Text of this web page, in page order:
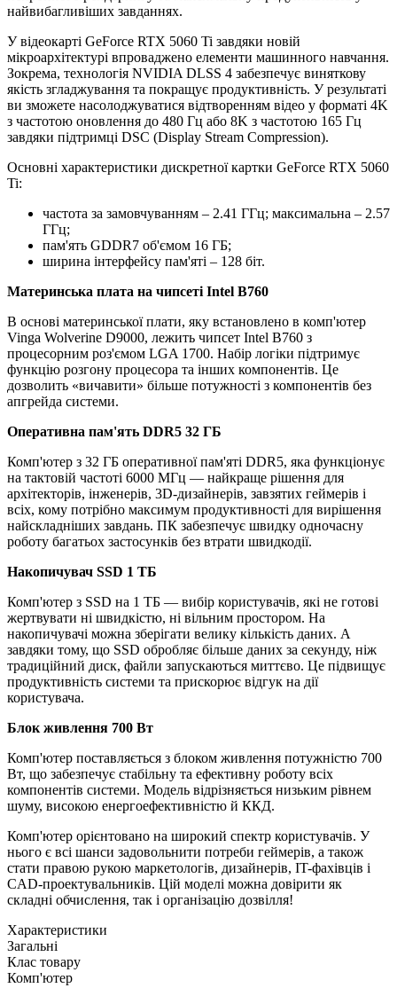
найвибагливіших завданнях.
У відеокарті GeForce RTX 5060 Ti завдяки новій
мікроархітектурі впроваджено елементи машинного навчання.
Зокрема, технологія NVIDIA DLSS 4 забезпечує виняткову
якість згладжування та покращує продуктивність. У результаті
ви зможете насолоджуватися відтворенням відео у форматі 4K
з частотою оновлення до 480 Гц або 8K з частотою 165 Гц
завдяки підтримці DSC (Display Stream Compression).
Основні характеристики дискретної картки GeForce RTX 5060
Ti:
частота за замовчуванням – 2.41 ГГц; максимальна – 2.57
ГГц;
пам'ять GDDR7 об'ємом 16 ГБ;
ширина інтерфейсу пам'яті – 128 біт.
Материнська плата на чипсеті Intel B760
В основі материнської плати, яку встановлено в комп'ютер
Vinga Wolverine D9000, лежить чипсет Intel B760 з
процесорним роз'ємом LGA 1700. Набір логіки підтримує
функцію розгону процесора та інших компонентів. Це
дозволить «вичавити» більше потужності з компонентів без
апгрейда системи.
Оперативна пам'ять DDR5 32 ГБ
Комп'ютер з 32 ГБ оперативної пам'яті DDR5, яка функціонує
на тактовій частоті 6000 МГц — найкраще рішення для
архітекторів, інженерів, 3D-дизайнерів, завзятих геймерів і
всіх, кому потрібно максимум продуктивності для вирішення
найскладніших завдань. ПК забезпечує швидку одночасну
роботу багатьох застосунків без втрати швидкодії.
Накопичувач SSD 1 ТБ
Комп'ютер з SSD на 1 ТБ — вибір користувачів, які не готові
жертвувати ні швидкістю, ні вільним простором. На
накопичувачі можна зберігати велику кількість даних. А
завдяки тому, що SSD обробляє більше даних за секунду, ніж
традиційний диск, файли запускаються миттєво. Це підвищує
продуктивність системи та прискорює відгук на дії
користувача.
Блок живлення 700 Вт
Комп'ютер поставляється з блоком живлення потужністю 700
Вт, що забезпечує стабільну та ефективну роботу всіх
компонентів системи. Модель відрізняється низьким рівнем
шуму, високою енергоефективністю й ККД.
Комп'ютер орієнтовано на широкий спектр користувачів. У
нього є всі шанси задовольнити потреби геймерів, а також
стати правою рукою маркетологів, дизайнерів, IT-фахівців і
CAD-проектувальників. Цій моделі можна довірити як
складні обчислення, так і організацію дозвілля!
Характеристики
Загальні
Клас товару
Комп'ютер